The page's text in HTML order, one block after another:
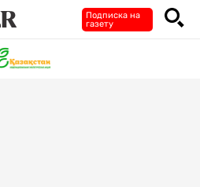
Подписка на
газету